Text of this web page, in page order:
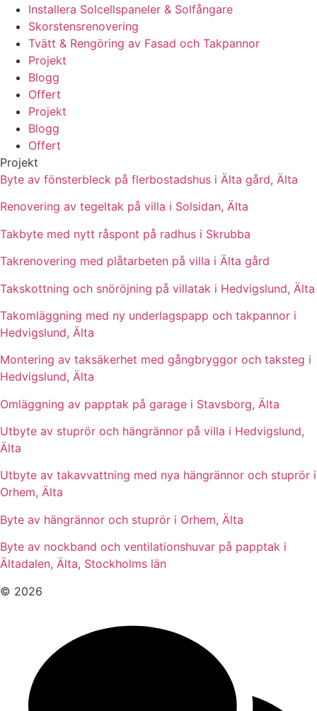
Installera Solcellspaneler & Solfångare
Skorstensrenovering
Tvätt & Rengöring av Fasad och Takpannor
Projekt
Blogg
Offert
Projekt
Blogg
Offert
Projekt
Byte av fönsterbleck på flerbostadshus i Älta gård, Älta
Renovering av tegeltak på villa i Solsidan, Älta
Takbyte med nytt råspont på radhus i Skrubba
Takrenovering med plåtarbeten på villa i Älta gård
Takskottning och snöröjning på villatak i Hedvigslund, Älta
Takomläggning med ny underlagspapp och takpannor i
Hedvigslund, Älta
Montering av taksäkerhet med gångbryggor och taksteg i
Hedvigslund, Älta
Omläggning av papptak på garage i Stavsborg, Älta
Utbyte av stuprör och hängrännor på villa i Hedvigslund,
Älta
Utbyte av takavvattning med nya hängrännor och stuprör i
Orhem, Älta
Byte av hängrännor och stuprör i Orhem, Älta
Byte av nockband och ventilationshuvar på papptak i
Ältadalen, Älta, Stockholms län
© 2026